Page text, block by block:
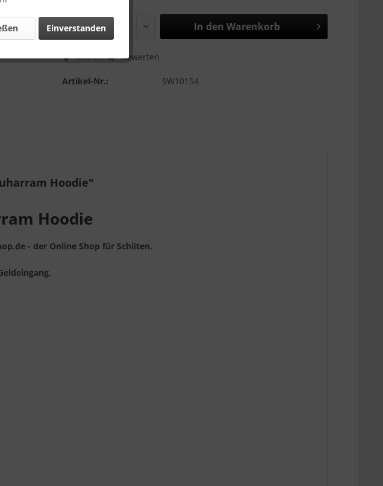
In den Warenkorb
Merken Bewerten
Artikel-Nr.: SW10154
Hoodie"
Hoodie
- der Online Shop für Schiiten.
Einverstanden